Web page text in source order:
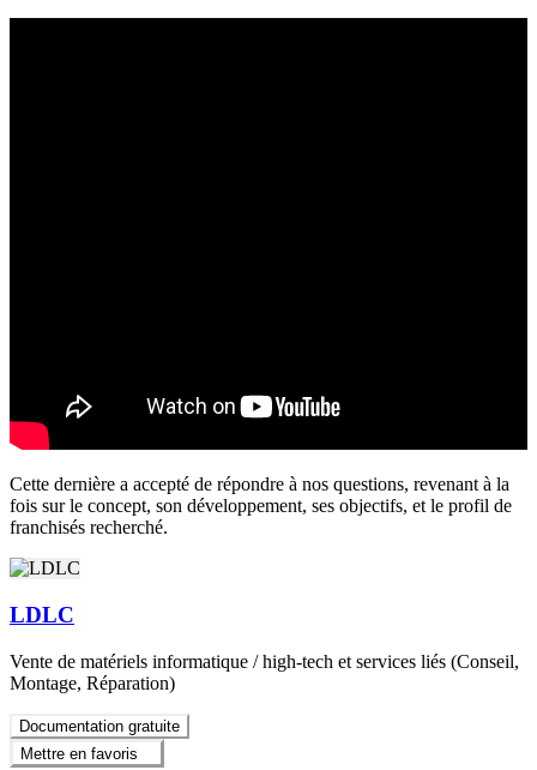
Cette dernière a accepté de répondre à nos questions, revenant à la
fois sur le concept, son développement, ses objectifs, et le profil de
franchisés recherché.
LDLC
Vente de matériels informatique / high-tech et services liés (Conseil,
Montage, Réparation)
Documentation gratuite
Mettre en favoris